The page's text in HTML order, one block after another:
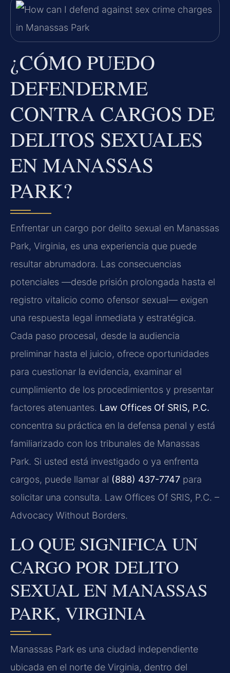
¿CÓMO PUEDO
DEFENDERME
CONTRA CARGOS DE
DELITOS SEXUALES
EN MANASSAS
PARK?
Enfrentar un cargo por delito sexual en Manassas
Park, Virginia, es una experiencia que puede
resultar abrumadora. Las consecuencias
potenciales —desde prisión prolongada hasta el
registro vitalicio como ofensor sexual— exigen
una respuesta legal inmediata y estratégica.
Cada paso procesal, desde la audiencia
preliminar hasta el juicio, ofrece oportunidades
para cuestionar la evidencia, examinar el
cumplimiento de los procedimientos y presentar
factores atenuantes. Law Offices Of SRIS, P.C.
concentra su práctica en la defensa penal y está
familiarizado con los tribunales de Manassas
Park. Si usted está investigado o ya enfrenta
cargos, puede llamar al (888) 437-7747 para
solicitar una consulta. Law Offices Of SRIS, P.C. –
Advocacy Without Borders.
LO QUE SIGNIFICA UN
CARGO POR DELITO
SEXUAL EN MANASSAS
PARK, VIRGINIA
Manassas Park es una ciudad independiente
ubicada en el norte de Virginia, dentro del